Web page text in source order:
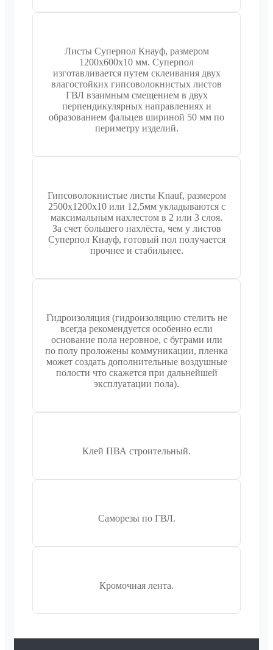
Листы Суперпол Кнауф, размером
1200х600х10 мм. Суперпол
изготавливается путем склеивания двух
влагостойких гипсоволокнистых листов
ГВЛ взаимным смещением в двух
перпендикулярных направлениях и
образованием фальцев шириной 50 мм по
периметру изделий.
Гипсоволокнистые листы Knauf, размером
2500х1200х10 или 12,5мм укладываются с
максимальным нахлестом в 2 или 3 слоя.
За счет большего нахлёста, чем у листов
Суперпол Кнауф, готовый пол получается
прочнее и стабильнее.
Гидроизоляция (гидроизоляцию стелить не
всегда рекомендуется особенно если
основание пола неровное, с буграми или
по полу проложены коммуникации, пленка
может создать дополнительные воздушные
полости что скажется при дальнейшей
эксплуатации пола).
Клей ПВА строительный.
Саморезы по ГВЛ.
Кромочная лента.